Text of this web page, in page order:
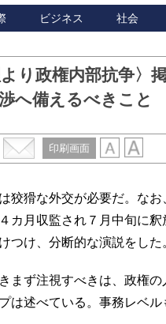
ビジネス 社会
り政権内部抗争〉
へ備えるべきこと
印刷画面
狡猾な外交が必要だ。なお
カ月収監され７月中旬に
つけ、分断的な演説をした
まず注視すべきは、政権の
は述べている。事務レベル